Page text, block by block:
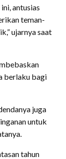
antusias
teman-
ujarnya saat
berlaku bagi
juga
untuk
tahun